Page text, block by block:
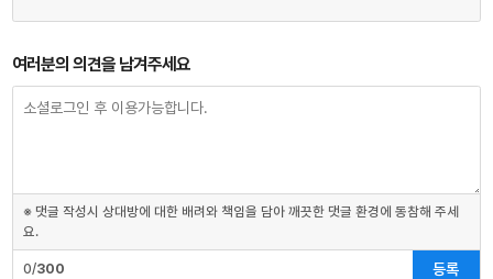
여러분의 의견을 남겨주세요
※ 댓글 작성시 상대방에 대한 배려와 책임을 담아 깨끗한 댓글 환경에 동참해 주세
요.
0/300 등록